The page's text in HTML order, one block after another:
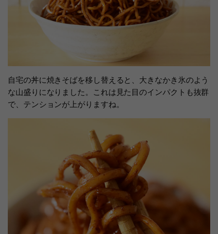
自宅の丼に焼きそばを移し替えると、大きなかき氷のよう
な山盛りになりました。これは見た目のインパクトも抜群
で、テンションが上がりますね。